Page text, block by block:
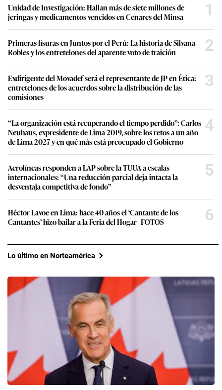
Unidad de Investigación: Hallan más de siete millones de
jeringas y medicamentos vencidos en Cenares del Minsa
1
Primeras fisuras en Juntos por el Perú: La historia de Silvana
Robles y los entretelones del aparente voto de traición
2
Exdirigente del Movadef será el representante de JP en Ética:
entretelones de los acuerdos sobre la distribución de las
comisiones
3
“La organización está recuperando el tiempo perdido”: Carlos
Neuhaus, expresidente de Lima 2019, sobre los retos a un año
de Lima 2027 y en qué más está preocupado el Gobierno
4
Aerolíneas responden a LAP sobre la TUUA a escalas
internacionales: “Una reducción parcial deja intacta la
desventaja competitiva de fondo”
5
Héctor Lavoe en Lima: hace 40 años el ‘Cantante de los
Cantantes’ hizo bailar a la Feria del Hogar | FOTOS
6
Lo último en Norteamérica